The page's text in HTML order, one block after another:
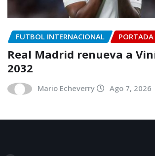
FUTBOL INTERNACIONAL PORTADA
Real Madrid renueva a
2032
Mario Echeverry Ago 7, 2026